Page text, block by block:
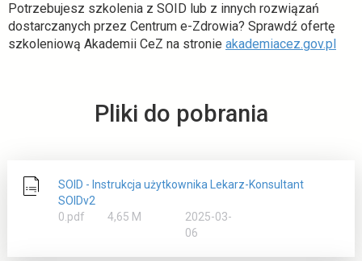
Potrzebujesz szkolenia z SOID lub z innych rozwiązań
dostarczanych przez Centrum e-Zdrowia? Sprawdź ofertę
szkoleniową Akademii CeZ na stronie akademiacez.gov.pl
Pliki do pobrania
SOID - Instrukcja użytkownika Lekarz-Konsultant
SOIDv2
0.pdf
rozmiar
4,65 M
2025-03-
06